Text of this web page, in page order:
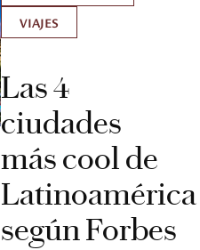
VIAJES
Las 4
ciudades
más cool de
Latinoamérica
según Forbes